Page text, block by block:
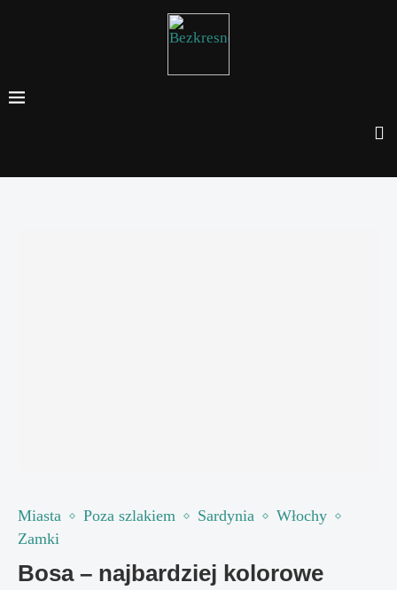
Miasta Poza szlakiem Sardynia
Włochy
Zamki
Bosa – najbardziej kolorowe